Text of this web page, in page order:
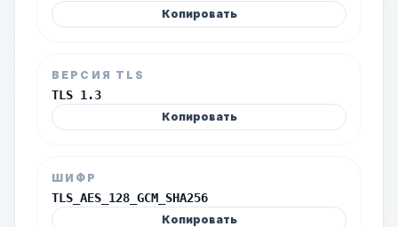
Копировать
ВЕРСИЯ TLS
TLS 1.3
Копировать
ШИФР
TLS_AES_128_GCM_SHA256
Копировать